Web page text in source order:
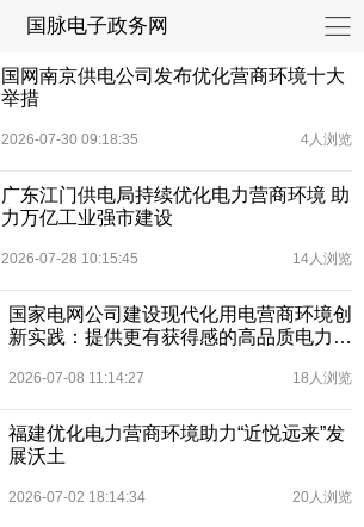
国脉电子政务网
国网南京供电公司发布优化营商环境十大
举措
2026-07-30 09:18:35 4人浏览
广东江门供电局持续优化电力营商环境 助
力万亿工业强市建设
2026-07-28 10:15:45 14人浏览
国家电网公司建设现代化用电营商环境创
新实践：提供更有获得感的高品质电力服
2026-07-08 11:14:27 18人浏览
福建优化电力营商环境助力“近悦远来”发
展沃土
2026-07-02 18:14:34 20人浏览